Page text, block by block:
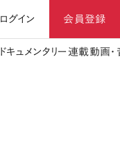
ログイン 会員登録
ドキュメンタリー 連載動画